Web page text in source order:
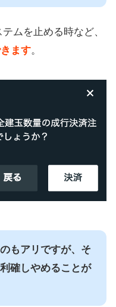
ムを止める時など、
ます。
もアリですが、そ
確しやめることが